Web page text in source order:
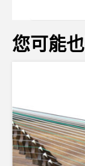
您可能